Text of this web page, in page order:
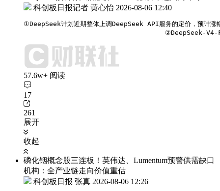
科创板日报记者 黄心怡 2026-08-06 12:40
①DeepSeek计划近期整体上调DeepSeek API服务的定价，预计涨
②DeepSeek-V4-
57.6w+ 阅读
17
261
展开
收起
磷化铟概念股三连板！英伟达、Lumentum预警供需缺口
机构：全产业链走向价值重估
科创板日报 张真 2026-08-06 12:26